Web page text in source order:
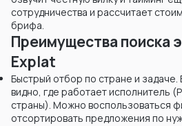
сотрудничества и рассчитает
брифа.
Преимущества поиска
Explat
Быстрый отбор по стране и
видно, где работает исполнитель
страны). Можно воспользоваться
отсортировать предложения по